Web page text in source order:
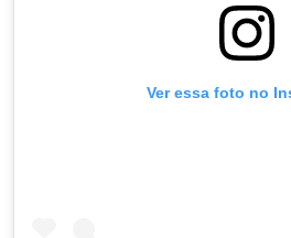
Ver essa foto no